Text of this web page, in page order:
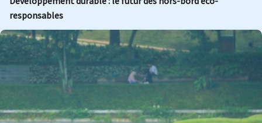
responsables